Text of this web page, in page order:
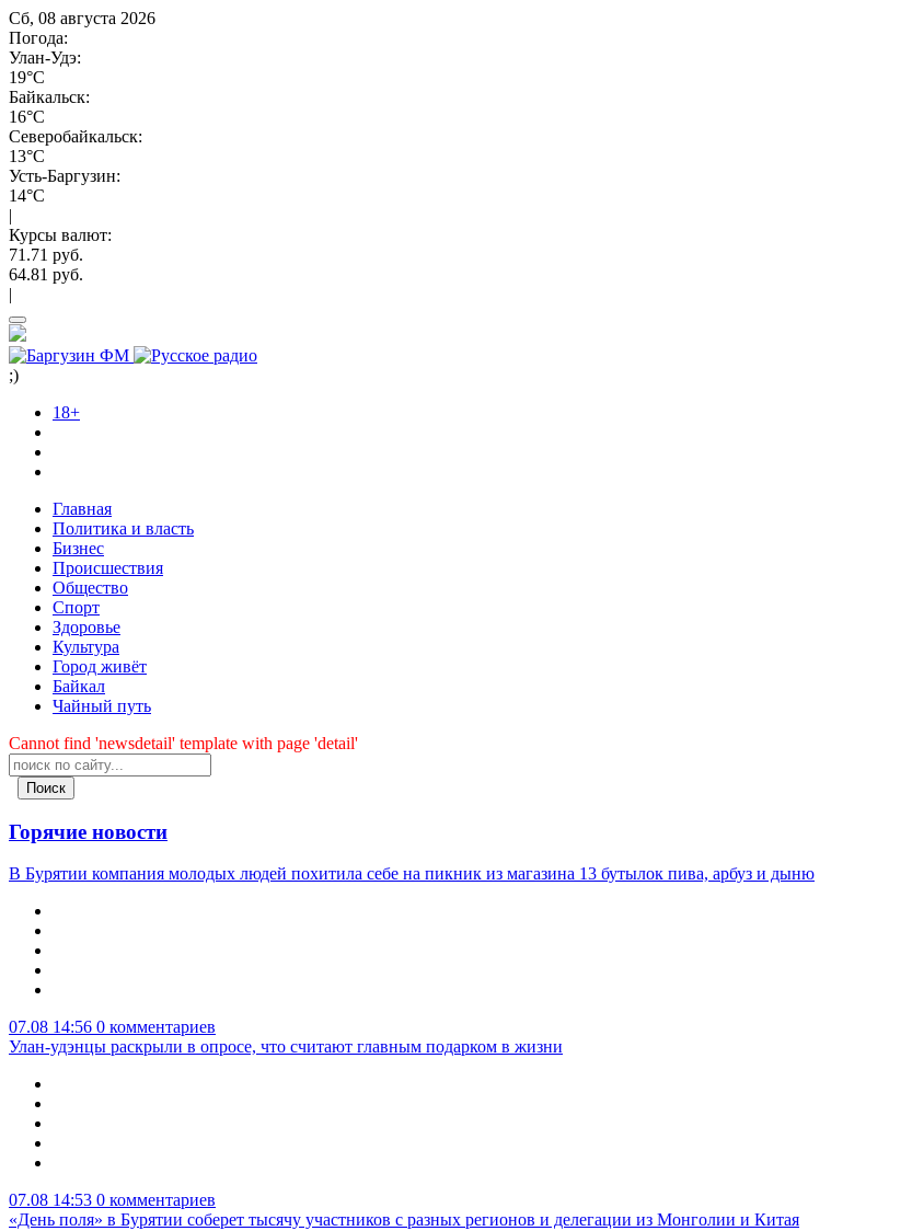
Сб, 08 августа 2026
Погода:
Улан-Удэ:
19°C
Байкальск:
16°C
Северобайкальск:
13°C
Усть-Баргузин:
14°C
|
Курсы валют:
71.71 руб.
64.81 руб.
|
;)
18+
Главная
Политика и власть
Бизнес
Происшествия
Общество
Cпорт
Здоровье
Культура
Город живёт
Байкал
Чайный путь
Cannot find 'newsdetail' template with page 'detail'
Поиск
Горячие новости
В Бурятии компания молодых людей похитила себе на пикник из магазина 13 бутылок пива, арбуз и дыню
07.08 14:56 0 комментариев
Улан-удэнцы раскрыли в опросе, что считают главным подарком в жизни
07.08 14:53 0 комментариев
«День поля» в Бурятии соберет тысячу участников с разных регионов и делегации из Монголии и Китая